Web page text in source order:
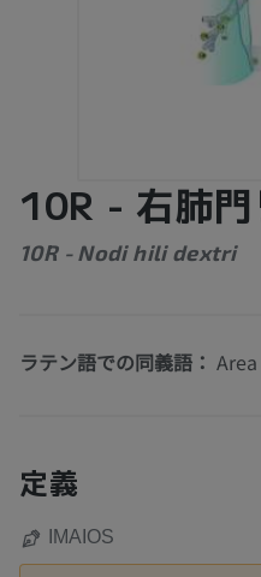
10R - 右肺
10R - Nodi hili dextri
ラテン語での同義語：
定義
IMAIOS